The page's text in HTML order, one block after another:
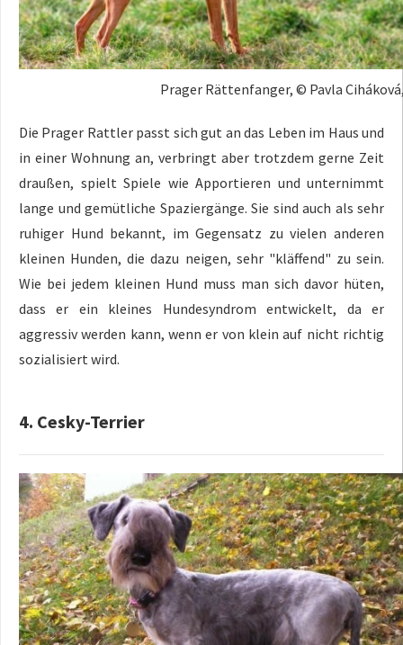
Prager Rättenfanger, © Pavla
Die Prager Rattler passt sich gut an das Leben im Haus und
in einer Wohnung an, verbringt aber trotzdem gerne Zeit
draußen, spielt Spiele wie Apportieren und unternimmt
lange und gemütliche Spaziergänge. Sie sind auch als sehr
ruhiger Hund bekannt, im Gegensatz zu vielen anderen
kleinen Hunden, die dazu neigen, sehr "kläffend" zu sein.
Wie bei jedem kleinen Hund muss man sich davor hüten,
dass er ein kleines Hundesyndrom entwickelt, da er
aggressiv werden kann, wenn er von klein auf nicht richtig
sozialisiert wird.
4. Cesky-Terrier